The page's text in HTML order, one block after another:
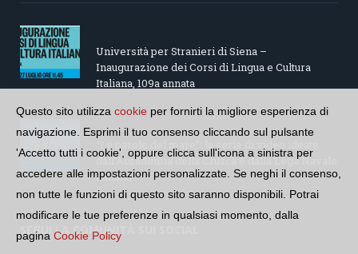
Università per Stranieri di Siena –
Inaugurazione dei Corsi di Lingua e Cultura
Italiana, 109a annata
dall’Accademia della Crusca e dalla Lega Navale
italiana
SEGUI LA COMUNITÀ SUI SOCIAL
Questo sito utilizza cookie per fornirti la migliore esperienza di
navigazione. Esprimi il tuo consenso cliccando sul pulsante
'Accetto tutti i cookie', oppure clicca sull'icona a sinistra per
accedere alle impostazioni personalizzate. Se neghi il consenso,
non tutte le funzioni di questo sito saranno disponibili. Potrai
modificare le tue preferenze in qualsiasi momento, dalla
pagina Cookie Policy